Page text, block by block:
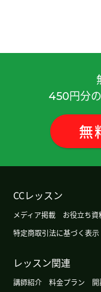
谢谢您的课。我
年轻人马上就恢
办法。下次见吧
谢谢您的课。下
气氛。下次见～
我也认识您很高
照☺️
我没有去过零下
450円分
無
CCレッスン
メディア掲載 お役立ち資
特定商取引法に基づく表示
レッスン関連
講師紹介 料金プラン